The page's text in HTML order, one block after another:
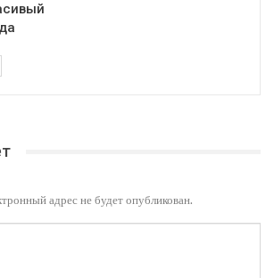
адрес не будет опубликован.